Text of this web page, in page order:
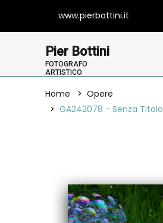
www.pierbottini.it
Pier Bottini
FOTOGRAFO
ARTISTICO
Home
Opere
GA242078 - Senza Titolo